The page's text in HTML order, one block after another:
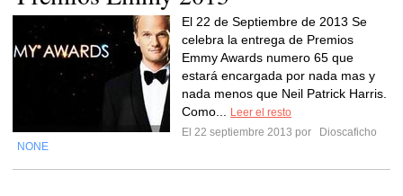
El 22 de Septiembre de 2013 Se
celebra la entrega de Premios
Emmy Awards numero 65 que
estará encargada por nada mas y
nada menos que Neil Patrick Harris.
Como...
Leer el resto
El 22 septiembre 2013 por
Dioscaficho
NONE